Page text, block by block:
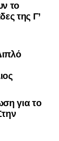
το
της Γ’
για το